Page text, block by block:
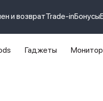
и возвратTrade-inБонусы
Гаджеты